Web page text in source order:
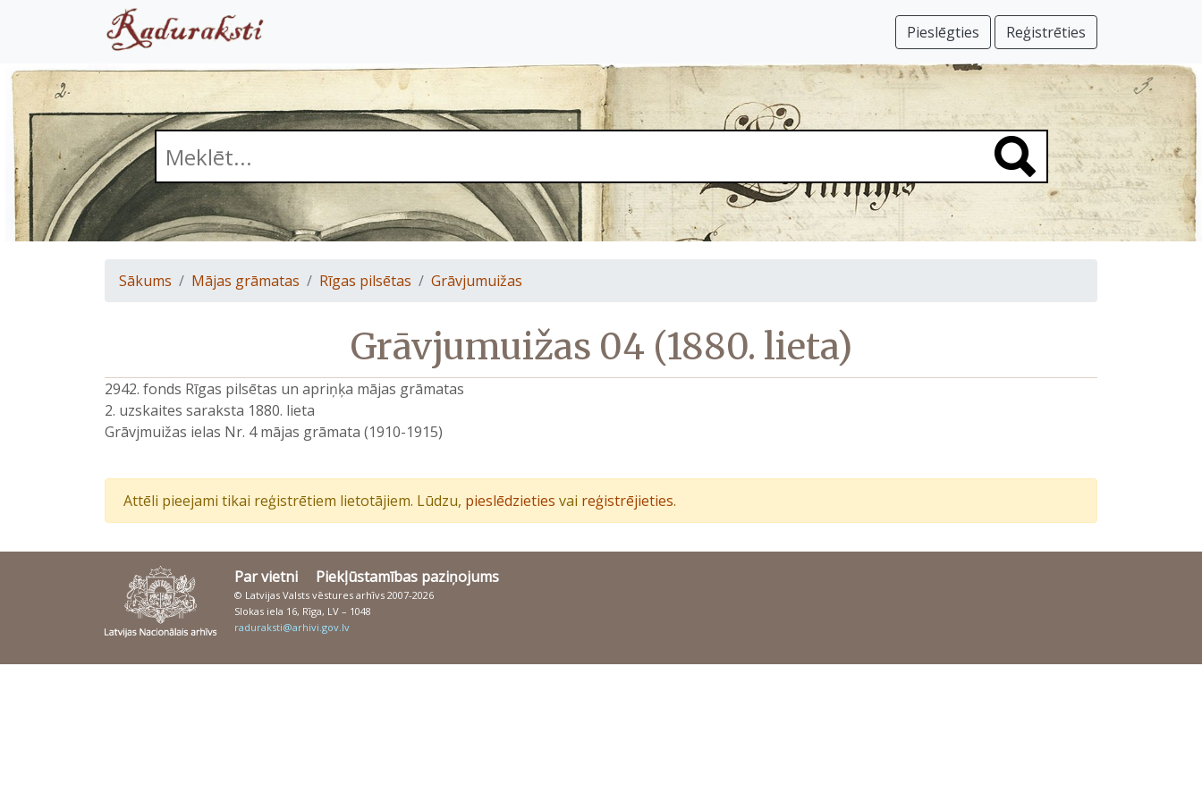
Pieslēgties Reģistrēties
Sākums Mājas grāmatas Rīgas pilsētas Grāvjumuižas
Grāvjumuižas 04 (1880. lieta)
2942. fonds Rīgas pilsētas un apriņķa mājas grāmatas
2. uzskaites saraksta 1880. lieta
Grāvjmuižas ielas Nr. 4 mājas grāmata (1910-1915)
Attēli pieejami tikai reģistrētiem lietotājiem. Lūdzu, pieslēdzieties vai reģistrējieties.
Par vietni Piekļūstamības paziņojums
© Latvijas Valsts vēstures arhīvs 2007-2026
Slokas iela 16, Rīga, LV – 1048
raduraksti@arhivi.gov.lv